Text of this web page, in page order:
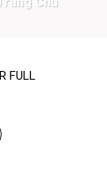
FULL